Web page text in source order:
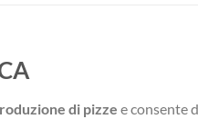
di pizze e consente